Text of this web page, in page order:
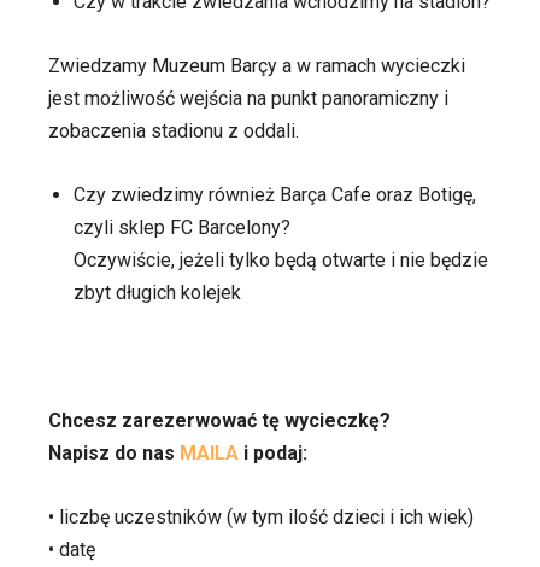
Zwiedzamy Muzeum Barçy a w ramach wycieczki
jest możliwość wejścia na punkt panoramiczny i
zobaczenia stadionu z oddali.
Czy zwiedzimy również Barça Cafe oraz Botigę,
czyli sklep FC Barcelony?
Oczywiście, jeżeli tylko będą otwarte i nie będzie
zbyt długich kolejek
Chcesz zarezerwować tę wycieczkę?
Napisz do nas MAILA i podaj:
• liczbę uczestników (w tym ilość dzieci i ich wiek)
• datę